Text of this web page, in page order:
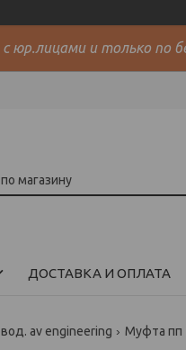
юр.лицами и только по
ДОСТАВКА И ОПЛАТА
av engineering Муфта пп